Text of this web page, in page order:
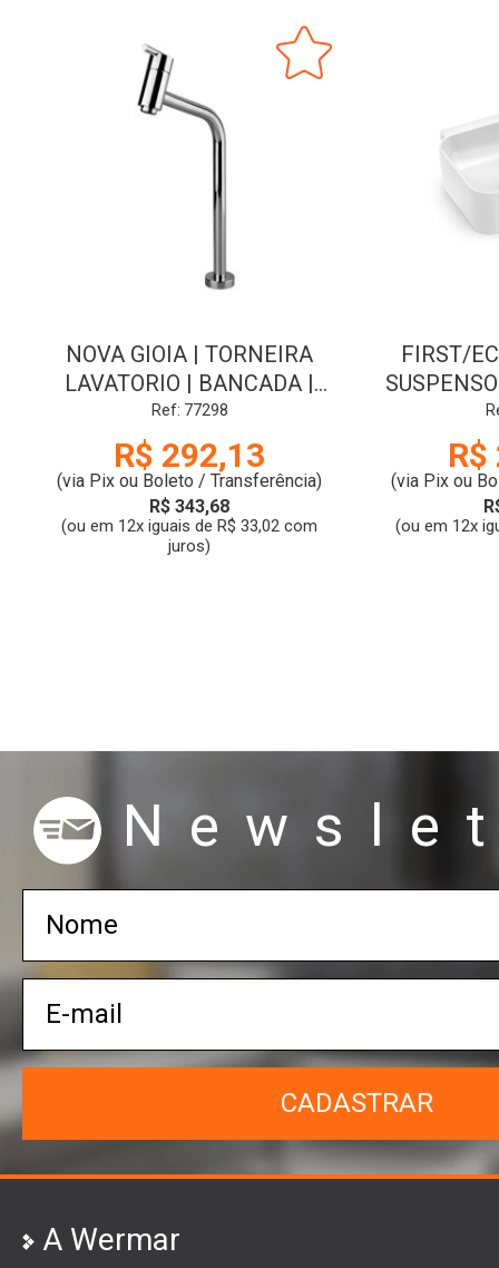
NOVA GIOIA | TORNEIRA
LAVATORIO | BANCADA |
BICA ALTA | 1198-NGIO | CR |
FABRIMAR-A
Ref: 77298
R$ 292,13
(via Pix ou Boleto / Transferência)
R$ 343,68
(ou em 12x iguais de R$ 33,02 com
juros)
FIRST/
(via Pix ou
(ou em 12x
CADASTRAR
A Wermar